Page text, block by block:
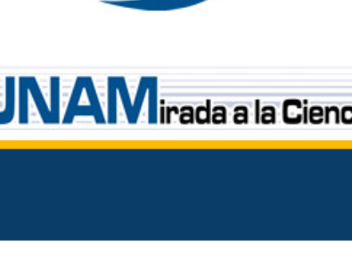
ciencia y motivar a las nuevas generaciones para que
una alternativa de desarrollo profesional.
Conoce más aquí